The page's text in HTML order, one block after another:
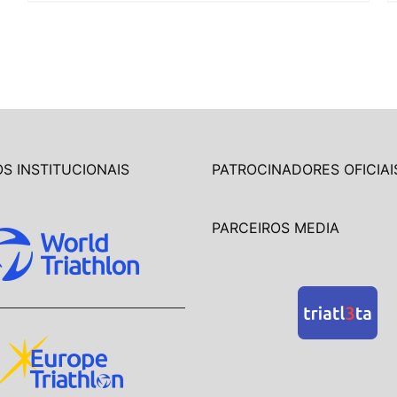
INSTITUCIONAIS PATROCINADORES
PARCEIROS MEDIA